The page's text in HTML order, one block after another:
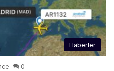
Haberler
0